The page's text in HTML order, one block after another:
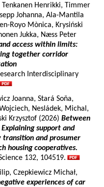
Henrikki, Timmer
Johanna, Ala-Mantila
Royo Mònica, Krysiński
Jukka, Næss Peter
access within limits:
together corridor
Interdisciplinary
Joanna, Stará Soňa,
Nesládek, Michal,
Krzysztof (2026) Between
support and
transition and prosumer
housing cooperatives.
132, 104519.
Czepkiewicz Michał,
experiences of car